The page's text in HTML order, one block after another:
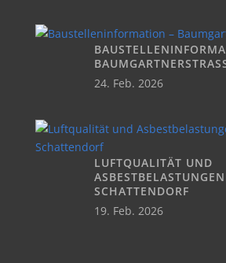
24. Feb. 2026
LUFTQUALITÄT UND
SCHATTENDORF
19. Feb. 2026